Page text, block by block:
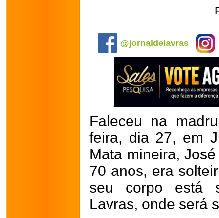
@jornaldelavras
Faleceu na
feira, dia 27, em
Mata mineira,
70 anos, era
seu corpo está
Lavras, onde será